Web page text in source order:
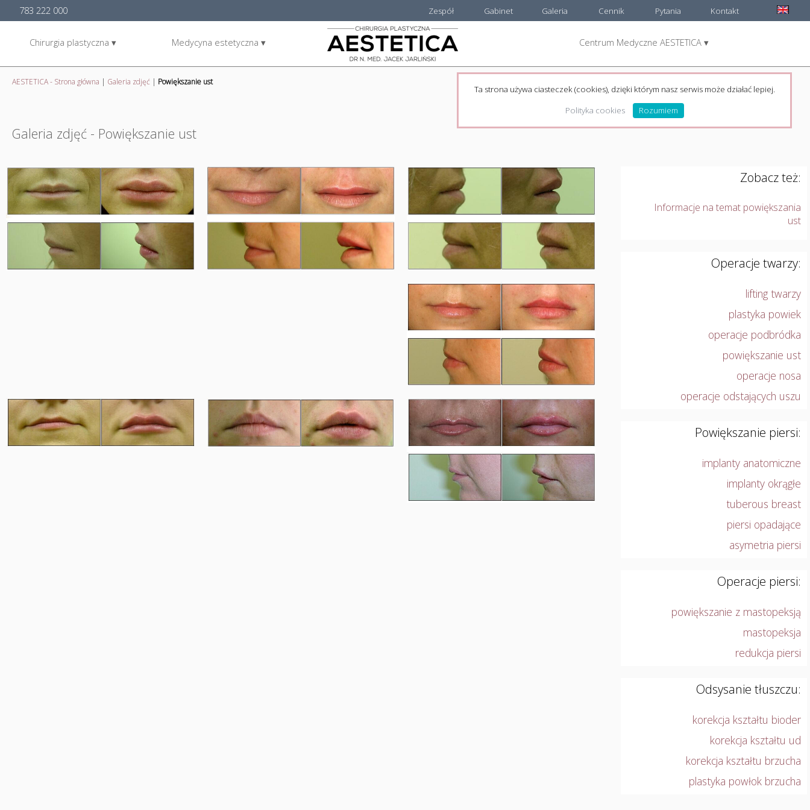
Kontakt
Pytania
Cennik
Galeria
Gabinet
Zespół
783 222 000
Chirurgia plastyczna ▾ Medycyna estetyczna ▾ Centrum Medyczne AESTETICA ▾
AESTETICA - Strona główna | Galeria zdjęć | Powiększanie ust
Galeria zdjęć - Powiększanie ust
Zobacz też:
Informacje na temat powiększania
ust
Operacje twarzy:
lifting twarzy
plastyka powiek
operacje podbródka
powiększanie ust
operacje nosa
operacje odstających uszu
Powiększanie piersi:
implanty anatomiczne
implanty okrągłe
tuberous breast
piersi opadające
asymetria piersi
Operacje piersi:
powiększanie z mastopeksją
mastopeksja
redukcja piersi
Odsysanie tłuszczu:
korekcja kształtu bioder
korekcja kształtu ud
korekcja kształtu brzucha
plastyka powłok brzucha
Ta strona używa ciasteczek (cookies), dzięki którym nasz serwis może działać lepiej.
Polityka cookies
Rozumiem